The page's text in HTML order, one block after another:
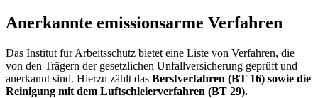
Anerkannte emissionsarme Verfahren
Das Institut für Arbeitsschutz bietet eine Liste von Verfahren, die
von den Trägern der gesetzlichen Unfallversicherung geprüft und
anerkannt sind. Hierzu zählt das Berstverfahren (BT 16) sowie die
Reinigung mit dem Luftschleierverfahren (BT 29).